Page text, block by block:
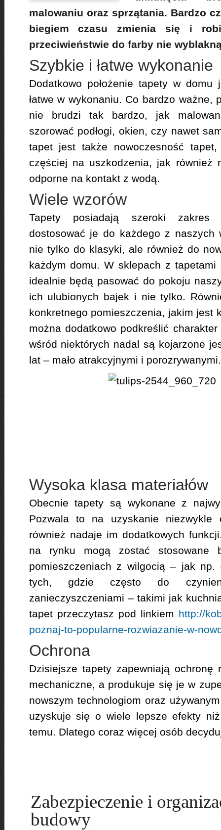
malowaniu oraz sprzątania. Bardzo
biegiem czasu zmienia się i
przeciwieństwie do farby nie
Szybkie i łatwe wykonanie
Dodatkowo położenie tapety w
łatwe w wykonaniu. Co bardzo ważne,
nie brudzi tak bardzo, jak
szorować podłogi, okien, czy nawet
tapet jest także nowoczesność
częściej na uszkodzenia, jak również
odporne na kontakt z wodą.
Wiele wzorów
Tapety posiadają szeroki zakres
dostosować je do każdego z naszych
nie tylko do klasyki, ale również do
każdym domu. W sklepach z tapetami
idealnie będą pasować do pokoju
ich ulubionych bajek i nie tylko.
konkretnego pomieszczenia, jakim jest
można dodatkowo podkreślić
wśród niektórych nadal są kojarzone
lat – mało atrakcyjnymi i porozrywanymi.
Wysoka klasa materiałów
Obecnie tapety są wykonane z
Pozwala to na uzyskanie niezwykle
również nadaje im dodatkowych
na rynku mogą zostać stosowane
pomieszczeniach z wilgocią – jak np.
tych, gdzie często do
zanieczyszczeniami – takimi jak
tapet przeczytasz pod linkiem http://
poznaj-to-popularne-rozwiazanie-w-
Ochrona
Dzisiejsze tapety zapewniają ochronę
mechaniczne, a produkuje się je w
nowszym technologiom oraz
uzyskuje się o wiele lepsze efekty
temu. Dlatego coraz więcej osób
Zabezpieczenie i
budowy